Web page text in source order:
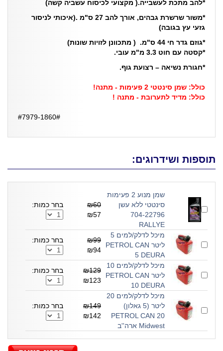
*להב מתכת לעשבייה.( מקצועי לכיסוח עשביה קשה)
*משור שרשרת גבהים, אורך להב 27 ס"מ .(איכותי לניסור
גזעי עץ בגובה)
*גוזם גדר חי 44 ס"מ.
( מתכוונן לזויות שונות)
*קסטה עם חוט 3.3 מ"מ עובי.
*חגורת נשיאה – רצועת גוף.
כולל: שמן סינטטי 2 פעימות - מתנה!
כולל: מדיד לתערובת - מתנה !
#7979-1860#
תוספות ושידרוגים:
שמן מנוע 2 פעימות
סינטטי ללא עשן
704-22796
RALLYE
₪60
בחר כמות:
מיכל לדלק/למים 5
ליטר PETROL CAN
5 DEURA
₪99
בחר כמות:
מיכל לדלק/למים 10
ליטר PETROL CAN
10 DEURA
₪129
בחר כמות:
מיכל לדלק/למים 20
ליטר (5 גאלון)
PETROL CAN 20
Midwest ארה''ב
₪149
בחר כמות: